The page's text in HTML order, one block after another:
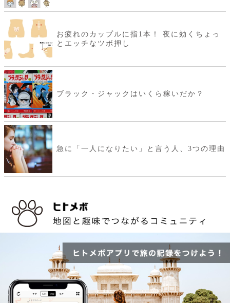
お疲れのカップルに指1本！ 夜に効くちょっ
とエッチなツボ押し
ブラック・ジャックはいくら稼いだか？
急に「一人になりたい」と言う人、3つの理由